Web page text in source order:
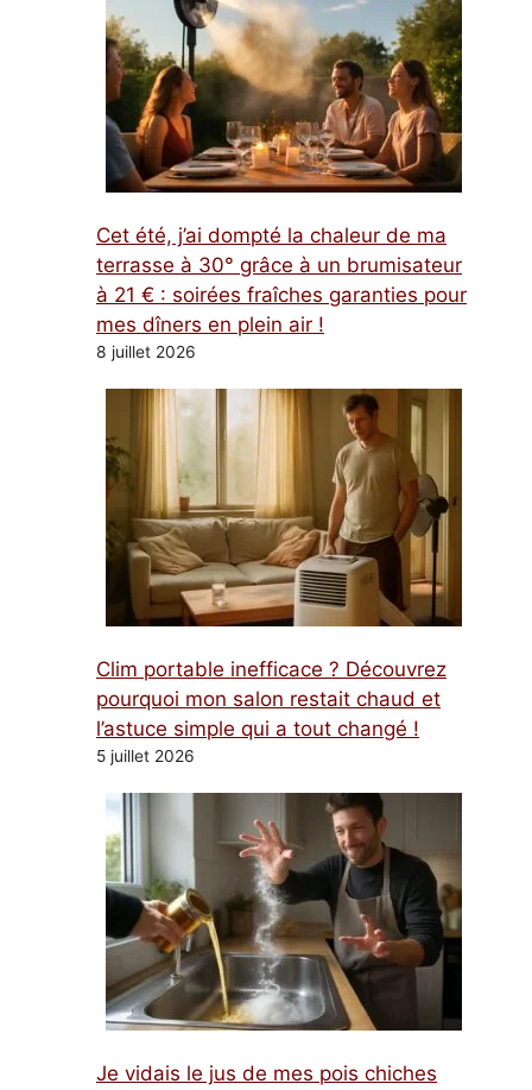
Cet été, j’ai dompté la chaleur de ma
terrasse à 30° grâce à un brumisateur
à 21 € : soirées fraîches garanties pour
mes dîners en plein air !
8 juillet 2026
Clim portable inefficace ? Découvrez
pourquoi mon salon restait chaud et
l’astuce simple qui a tout changé !
5 juillet 2026
Je vidais le jus de mes pois chiches